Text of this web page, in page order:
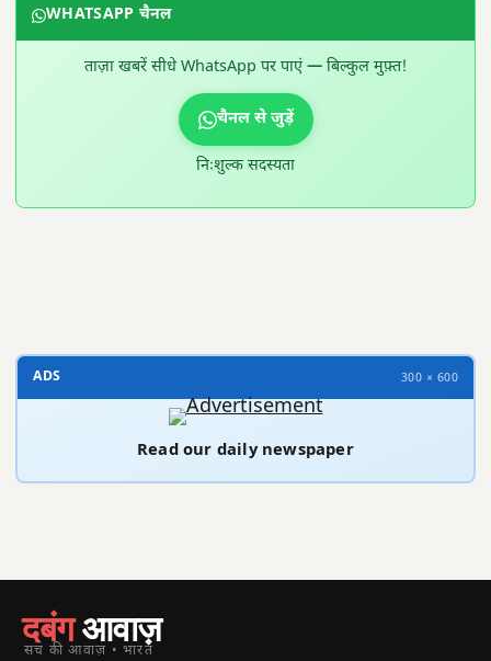
WHATSAPP चैनल
ताज़ा खबरें सीधे WhatsApp पर पाएं — बिल्कुल मुफ़्त!
चैनल से जुड़ें
निःशुल्क सदस्यता
ADS 300 × 600
Read our daily newspaper
दबंगआवाज़
सच की आवाज़ • भारत